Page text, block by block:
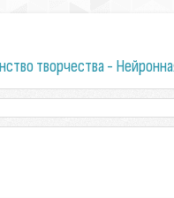
творчества -